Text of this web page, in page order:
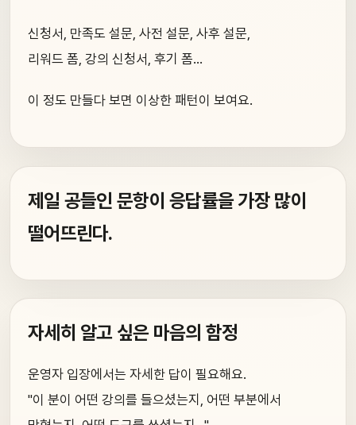
신청서, 만족도 설문, 사전 설문, 사후 설문,
리워드 폼, 강의 신청서, 후기 폼…
이 정도 만들다 보면 이상한 패턴이 보여요.
제일 공들인 문항이 응답률을 가장 많이
떨어뜨린다.
자세히 알고 싶은 마음의 함정
운영자 입장에서는 자세한 답이 필요해요.
"이 분이 어떤 강의를 들으셨는지, 어떤 부분에서